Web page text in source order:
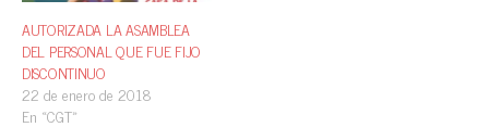
AUTORIZADA LA ASAMBLEA
DEL PERSONAL QUE FUE FIJO
DISCONTINUO
22 de enero de 2018
En «CGT»